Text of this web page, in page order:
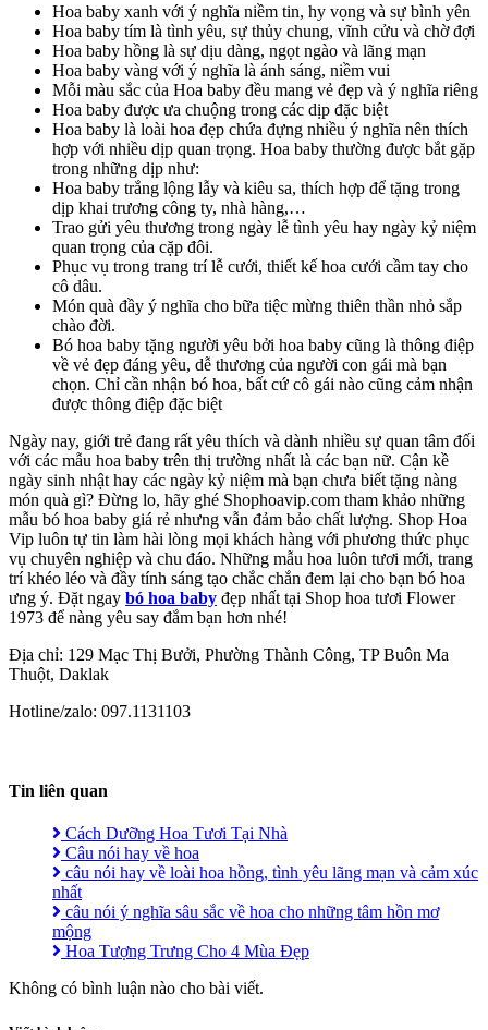
Hoa baby xanh với ý nghĩa niềm tin, hy vọng và sự bình yên
Hoa baby tím là tình yêu, sự thủy chung, vĩnh cửu và chờ đợi
Hoa baby hồng là sự dịu dàng, ngọt ngào và lãng mạn
Hoa baby vàng với ý nghĩa là ánh sáng, niềm vui
Mỗi màu sắc của Hoa baby đều mang vẻ đẹp và ý nghĩa riêng
Hoa baby được ưa chuộng trong các dịp đặc biệt
Hoa baby là loài hoa đẹp chứa đựng nhiều ý nghĩa nên thích
hợp với nhiều dịp quan trọng. Hoa baby thường được bắt gặp
trong những dịp như:
Hoa baby trắng lộng lẫy và kiêu sa, thích hợp để tặng trong
dịp khai trương công ty, nhà hàng,…
Trao gửi yêu thương trong ngày lễ tình yêu hay ngày kỷ niệm
quan trọng của cặp đôi.
Phục vụ trong trang trí lễ cưới, thiết kế hoa cưới cầm tay cho
cô dâu.
Món quà đầy ý nghĩa cho bữa tiệc mừng thiên thần nhỏ sắp
chào đời.
Bó hoa baby tặng người yêu bởi hoa baby cũng là thông điệp
về vẻ đẹp đáng yêu, dễ thương của người con gái mà bạn
chọn. Chỉ cần nhận bó hoa, bất cứ cô gái nào cũng cảm nhận
được thông điệp đặc biệt
Ngày nay, giới trẻ đang rất yêu thích và dành nhiều sự quan tâm đối
với các mẫu hoa baby trên thị trường nhất là các bạn nữ. Cận kề
ngày sinh nhật hay các ngày kỷ niệm mà bạn chưa biết tặng nàng
món quà gì? Đừng lo, hãy ghé Shophoavip.com tham khảo những
mẫu bó hoa baby giá rẻ nhưng vẫn đảm bảo chất lượng. Shop Hoa
Vip luôn tự tin làm hài lòng mọi khách hàng với phương thức phục
vụ chuyên nghiệp và chu đáo. Những mẫu hoa luôn tươi mới, trang
trí khéo léo và đầy tính sáng tạo chắc chắn đem lại cho bạn bó hoa
ưng ý. Đặt ngay bó hoa baby đẹp nhất tại Shop hoa tươi Flower
1973 để nàng yêu say đắm bạn hơn nhé!
Địa chỉ: 129 Mạc Thị Bưởi, Phường Thành Công, TP Buôn Ma
Thuột, Daklak
Hotline/zalo: 097.1131103
Tin liên quan
Cách Dưỡng Hoa Tươi Tại Nhà
Câu nói hay về hoa
câu nói hay về loài hoa hồng, tình yêu lãng mạn và cảm xúc
nhất
câu nói ý nghĩa sâu sắc về hoa cho những tâm hồn mơ
mộng
Hoa Tượng Trưng Cho 4 Mùa Đẹp
Không có bình luận nào cho bài viết.